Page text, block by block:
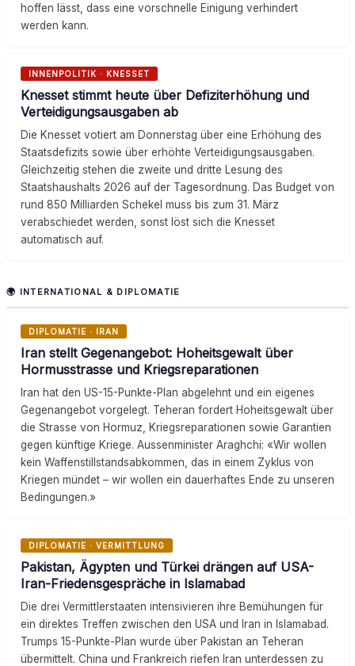
hoffen lässt, dass eine vorschnelle Einigung verhindert
werden kann.
INNENPOLITIK · KNESSET
Knesset stimmt heute über Defiziterhöhung und
Verteidigungsausgaben ab
Die Knesset votiert am Donnerstag über eine Erhöhung des
Staatsdefizits sowie über erhöhte Verteidigungsausgaben.
Gleichzeitig stehen die zweite und dritte Lesung des
Staatshaushalts 2026 auf der Tagesordnung. Das Budget von
rund 850 Milliarden Schekel muss bis zum 31. März
verabschiedet werden, sonst löst sich die Knesset
automatisch auf.
🌍 INTERNATIONAL & DIPLOMATIE
DIPLOMATIE · IRAN
Iran stellt Gegenangebot: Hoheitsgewalt über
Hormusstrasse und Kriegsreparationen
Iran hat den US-15-Punkte-Plan abgelehnt und ein eigenes
Gegenangebot vorgelegt. Teheran fordert Hoheitsgewalt über
die Strasse von Hormuz, Kriegsreparationen sowie Garantien
gegen künftige Kriege. Aussenminister Araghchi: «Wir wollen
kein Waffenstillstandsabkommen, das in einem Zyklus von
Kriegen mündet – wir wollen ein dauerhaftes Ende zu unseren
Bedingungen.»
DIPLOMATIE · VERMITTLUNG
Pakistan, Ägypten und Türkei drängen auf USA-
Iran-Friedensgespräche in Islamabad
Die drei Vermittlerstaaten intensivieren ihre Bemühungen für
ein direktes Treffen zwischen den USA und Iran in Islamabad.
Trumps 15-Punkte-Plan wurde über Pakistan an Teheran
übermittelt. China und Frankreich riefen Iran unterdessen zu